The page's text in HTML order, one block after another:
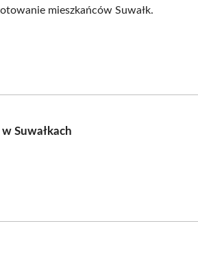
mieszkańców Suwałk.
Suwałkach